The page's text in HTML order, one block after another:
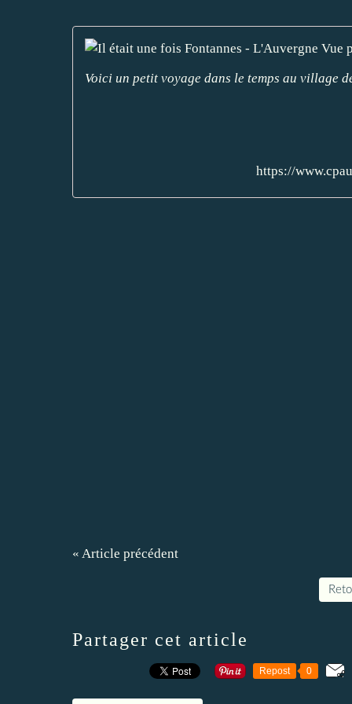
Voici un petit voyage dans le temps au village
https://
« Article précédent
Partager cet article
Repost 0